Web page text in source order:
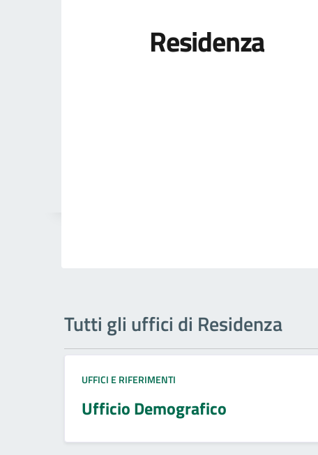
Residenza
Tutti gli uffici di Residenza
UFFICI E RIFERIMENTI
Ufficio Demografico